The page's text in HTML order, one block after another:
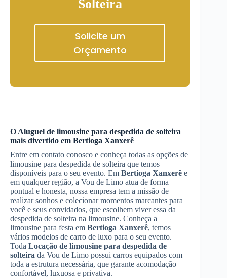
Solteira
Solicite um
Orçamento
O Aluguel de limousine para despedida de solteira
mais divertido em Bertioga Xanxerê
Entre em contato conosco e conheça todas as opções de
limousine para despedida de solteira que temos
disponíveis para o seu evento. Em Bertioga Xanxerê e
em qualquer região, a Vou de Limo atua de forma
pontual e honesta, nossa empresa tem a missão de
realizar sonhos e colecionar momentos marcantes para
você e seus convidados, que escolhem viver essa da
despedida de solteira na limousine. Conheça a
limousine para festa em Bertioga Xanxerê, temos
vários modelos de carro de luxo para o seu evento.
Toda Locação de limousine para despedida de
solteira da Vou de Limo possui carros equipados com
toda a estrutura necessária, que garante acomodação
confortável, luxuosa e privativa.